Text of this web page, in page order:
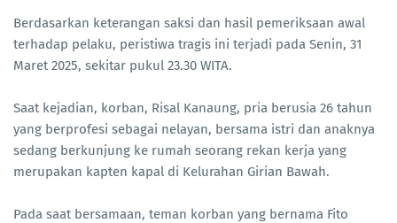
Berdasarkan keterangan saksi dan hasil pemeriksaan awal
terhadap pelaku, peristiwa tragis ini terjadi pada Senin, 31
Maret 2025, sekitar pukul 23.30 WITA.
Saat kejadian, korban, Risal Kanaung, pria berusia 26 tahun
yang berprofesi sebagai nelayan, bersama istri dan anaknya
sedang berkunjung ke rumah seorang rekan kerja yang
merupakan kapten kapal di Kelurahan Girian Bawah.
Pada saat bersamaan, teman korban yang bernama Fito